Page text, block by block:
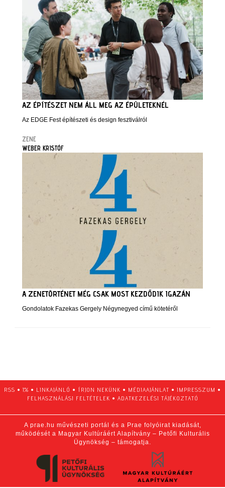
AZ ÉPÍTÉSZET NEM ÁLL MEG AZ ÉPÜLETEKNÉL
Az EDGE Fest építészeti és design fesztiválról
ZENE
WEBER KRISTÓF
A ZENETÖRTÉNET MÉG CSAK MOST KEZDŐDIK IGAZÁN
Gondolatok Fazekas Gergely Négynegyed című kötetéről
RSS • 1% • LINKAJÁNLÓ • ÍRJON NEKÜNK • MÉDIAAJÁNLAT • IMPRESSZUM •
FELHASZNÁLÁSI FELTÉTELEK • ADATKEZELÉSI TÁJÉKOZTATÓ
A prae.hu művészeti portál és a Prae folyóirat kiadását,
működését a Magyar Kultúráért Alapítvány – Petőfi Kulturális
Ügynökség – támogatja.